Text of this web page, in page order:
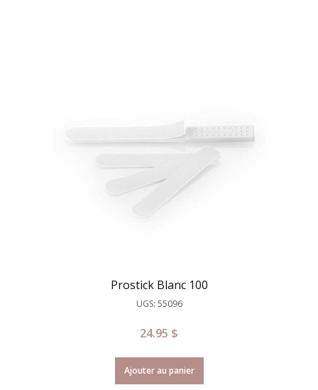
Prostick Blanc 100
UGS: 55096
24.95 $
Ajouter au panier